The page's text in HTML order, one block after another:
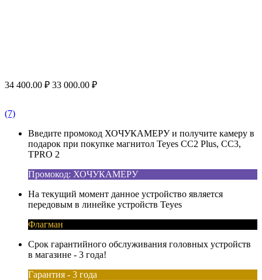
34 400.00 ₽ 33 000.00 ₽
(7)
Введите промокод ХОЧУКАМЕРУ и получите камеру в
подарок при покупке магнитол Teyes CC2 Plus, CC3,
TPRO 2
Промокод: ХОЧУКАМЕРУ
На текущий момент данное устройство является
передовым в линейке устройств Teyes
Флагман
Срок гарантийного обслуживания головных устройств
в магазине - 3 года!
Гарантия - 3 года